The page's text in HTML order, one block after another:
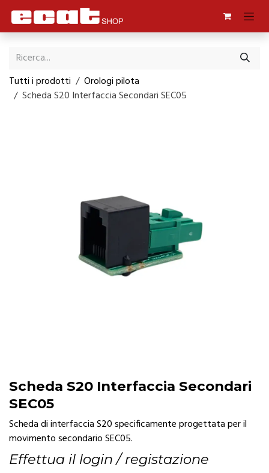
Passa al contenuto
Tutti i prodotti
Orologi pilota
Scheda S20 Interfaccia Secondari SEC05
Scheda S20 Interfaccia Secondari
SEC05
Scheda di interfaccia S20 specificamente progettata per il
movimento secondario SEC05.
Effettua il login / registazione